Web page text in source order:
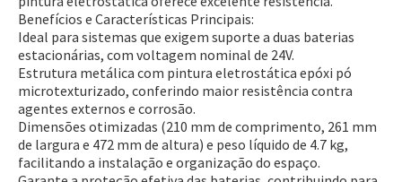
Benefícios e Características Principais:
Ideal para sistemas que exigem suporte a duas baterias
estacionárias, com voltagem nominal de 24V.
Estrutura metálica com pintura eletrostática epóxi pó
microtexturizado, conferindo maior resistência contra
agentes externos e corrosão.
Dimensões otimizadas (210 mm de comprimento, 261 mm
de largura e 472 mm de altura) e peso líquido de 4.7 kg,
facilitando a instalação e organização do espaço.